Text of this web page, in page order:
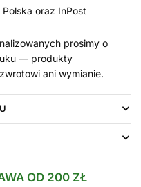
oraz InPost
prosimy o
— produkty
ani wymianie.
OD 200 ZŁ